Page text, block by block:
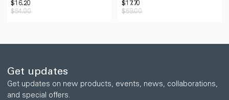
Prix
promotionnel
$16.20
Prix
habituel
$54.00
Prix
promotionnel
$17.70
Prix
habituel
$59.00
Get updates
Get updates on new products, events, news, collaborations,
and special offers.